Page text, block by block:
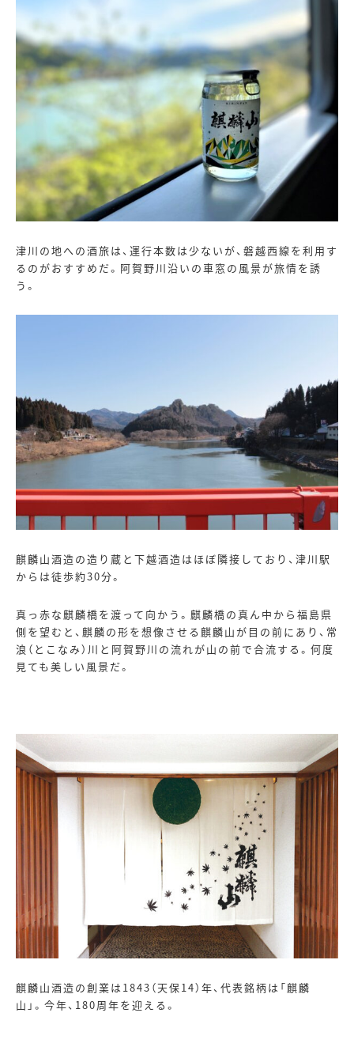
津川の地への酒旅は、運行本数は少ないが、磐越西線を利用す
るのがおすすめだ。阿賀野川沿いの車窓の風景が旅情を誘
う。
麒麟山酒造の造り蔵と下越酒造はほぼ隣接しており、津川駅
からは徒歩約30分。
真っ赤な麒麟橋を渡って向かう。麒麟橋の真ん中から福島県
側を望むと、麒麟の形を想像させる麒麟山が目の前にあり、常
浪（とこなみ）川と阿賀野川の流れが山の前で合流する。何度
見ても美しい風景だ。
麒麟山酒造の創業は 1843 （天保14）年、代表銘柄は「麒麟
山」。今年、 180周年を迎える。